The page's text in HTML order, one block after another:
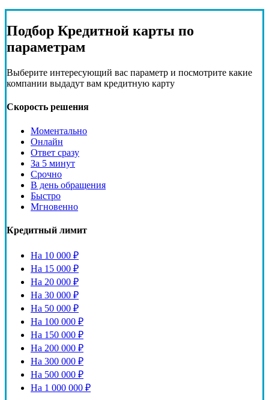
Подбор Кредитной карты по
параметрам
Выберите интересующий вас параметр и посмотрите какие
компании выдадут вам кредитную карту
Скорость решения
Моментально
Онлайн
Ответ сразу
За 5 минут
Срочно
В день обращения
Быстро
Мгновенно
Кредитный лимит
На 10 000 ₽
На 15 000 ₽
На 20 000 ₽
На 30 000 ₽
На 50 000 ₽
На 100 000 ₽
На 150 000 ₽
На 200 000 ₽
На 300 000 ₽
На 500 000 ₽
На 1 000 000 ₽